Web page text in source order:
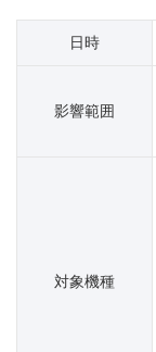
日時
影響範囲
対象機種